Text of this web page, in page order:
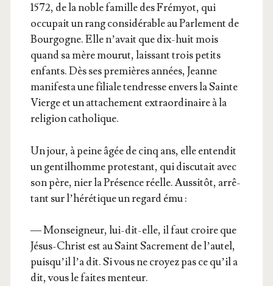
1572, de la noble famille des Fré­myot, qui
occu­pait un rang consi­dé­rable au Par­le­ment de
Bour­gogne. Elle n’a­vait que dix-huit mois
quand sa mère mou­rut, lais­sant trois petits
enfants. Dès ses pre­mières années, Jeanne
mani­fes­ta une filiale ten­dresse envers la Sainte
Vierge et un atta­che­ment extra­or­di­naire à la
reli­gion catholique.
Un jour, à peine âgée de cinq ans, elle enten­dit
un gen­til­homme pro­tes­tant, qui dis­cu­tait avec
son père, nier la Pré­sence réelle. Aus­si­tôt, arrê­
tant sur l’hé­ré­tique un regard ému :
— Mon­sei­gneur, lui-dit-elle, il faut croire que
Jésus-Christ est au Saint Sacre­ment de l’au­tel,
puis­qu’il l’a dit. Si vous ne croyez pas ce qu’il a
dit, vous le faites menteur.